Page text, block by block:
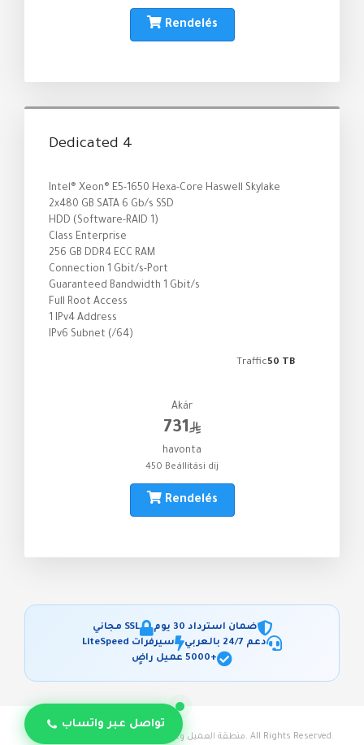
Rendelés
Dedicated 4
Intel® Xeon® E5-1650 Hexa-Core Haswell Skylake
2x480 GB SATA 6 Gb/s SSD
HDD (Software-RAID 1)
Class Enterprise
256 GB DDR4 ECC RAM
Connection 1 Gbit/s-Port
Guaranteed Bandwidth 1 Gbit/s
Full Root Access
1 IPv4 Address
IPv6 Subnet (/64)
Traffic50 TB
Akár
731
havonta
450 Beállítási díj
Rendelés
ضمان استرداد 30 يوم
SSL مجاني
دعم 24/7 بالعربي
سيرفرات LiteSpeed
+5000 عميل راضٍ
© 2026 منطقة العميل وعربة التسوق - استضافة حياة. All Rights Reserved.
تواصل عبر واتساب